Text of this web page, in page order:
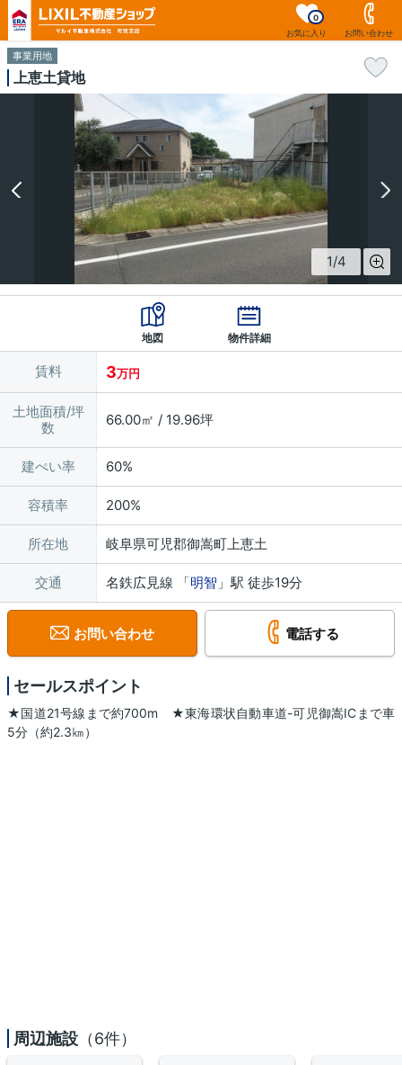
お気に入り
0
お問い合わせ
事業用地
上恵土貸地
1/4
地図 物件詳細
賃料 3万円
土地面積/坪
数
66.00㎡ / 19.96坪
建ぺい率 60%
容積率 200%
所在地 岐阜県可児郡御嵩町上恵土
交通 名鉄広見線 「明智 」駅 徒歩19分
お問い合わせ 電話する
セールスポイント
★国道21号線まで約700m ★東海環状自動車道-可児御嵩ICまで車
5分（約2.3㎞）
周辺施設 （6件）